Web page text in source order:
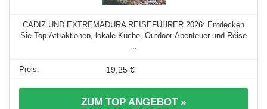
CADIZ UND EXTREMADURA REISEFÜHRER 2026: Entdecken
Sie Top-Attraktionen, lokale Küche, Outdoor-Abenteuer und Reise
...
19,25 €
ZUM TOP ANGEBOT »